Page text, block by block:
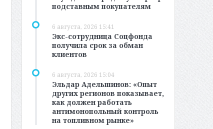
подставным покупателям
6 августа, 2026 15:41
Экс-сотрудница Соцфонда
получила срок за обман
клиентов
6 августа, 2026 15:04
Эльдар Адельшинов: «Опыт
других регионов показывает,
как должен работать
антимонопольный контроль
на топливном рынке»